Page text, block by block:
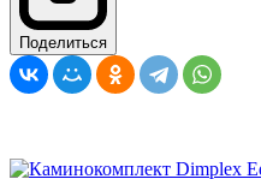
Поделиться